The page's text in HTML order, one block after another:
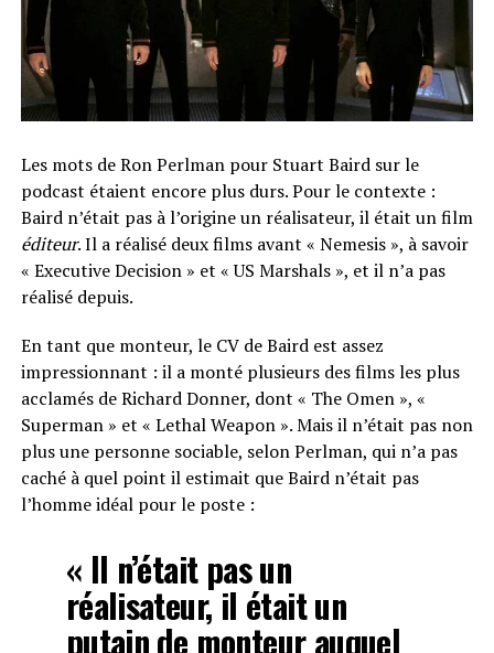
Les mots de Ron Perlman pour Stuart Baird sur le
podcast étaient encore plus durs. Pour le contexte :
Baird n’était pas à l’origine un réalisateur, il était un film
éditeur. Il a réalisé deux films avant « Nemesis », à savoir
« Executive Decision » et « US Marshals », et il n’a pas
réalisé depuis.
En tant que monteur, le CV de Baird est assez
impressionnant : il a monté plusieurs des films les plus
acclamés de Richard Donner, dont « The Omen », «
Superman » et « Lethal Weapon ». Mais il n’était pas non
plus une personne sociable, selon Perlman, qui n’a pas
caché à quel point il estimait que Baird n’était pas
l’homme idéal pour le poste :
« Il n’était pas un
réalisateur, il était un
putain de monteur auquel